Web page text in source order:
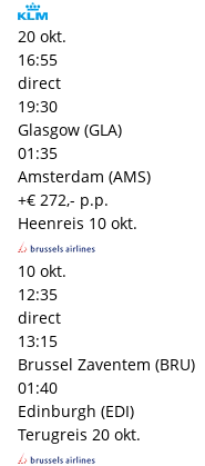
20 okt.
16:55
direct
19:30
Glasgow (GLA)
01:35
Amsterdam (AMS)
+€ 272,- p.p.
Heenreis 10 okt.
10 okt.
12:35
direct
13:15
Brussel Zaventem (BRU)
01:40
Edinburgh (EDI)
Terugreis 20 okt.